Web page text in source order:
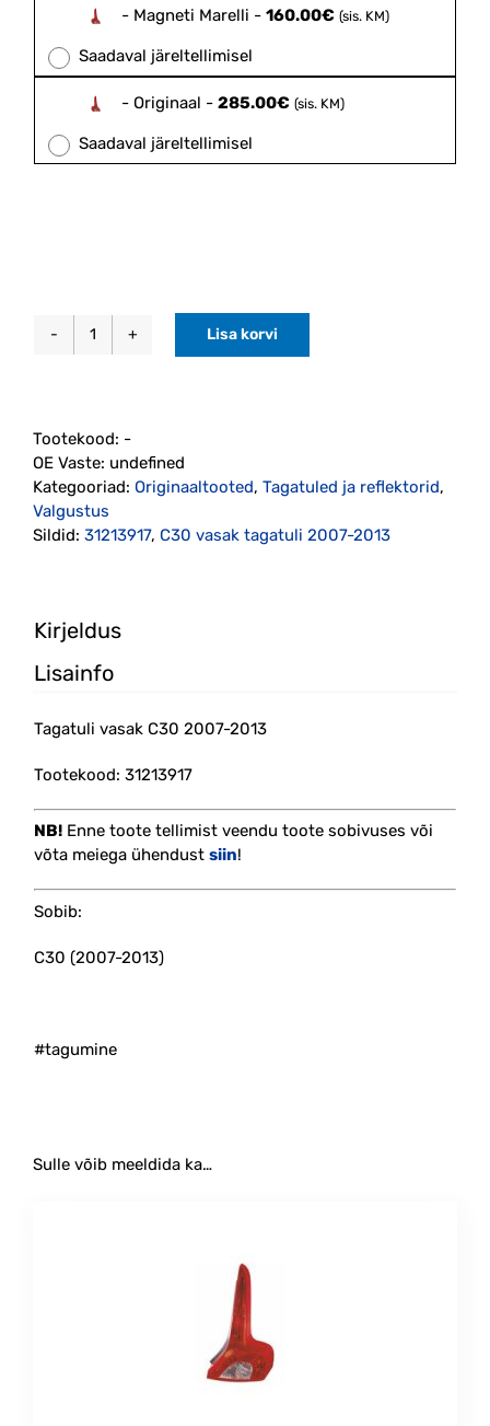
285.00€
- Magneti Marelli - 160.00€ (sis. KM)
Saadaval järeltellimisel
- Originaal - 285.00€ (sis. KM)
Saadaval järeltellimisel
Tagatuli
2013
(31213917)
kogus
Lisa korvi
Tootekood: -
OE Vaste: undefined
Kategooriad: Originaaltooted, Tagatuled ja reflektorid,
Valgustus
Sildid: 31213917, C30 vasak tagatuli 2007-2013
Kirjeldus
Lisainfo
Tagatuli vasak C30 2007-2013
Tootekood: 31213917
NB! Enne toote tellimist veendu toote sobivuses või
võta meiega ühendust siin!
Sobib:
C30 (2007-2013)
#tagumine
Sulle võib meeldida ka…